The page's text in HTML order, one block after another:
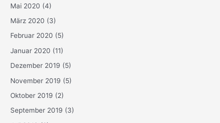
Mai 2020 (4)
März 2020 (3)
Februar 2020 (5)
Januar 2020 (11)
Dezember 2019 (5)
November 2019 (5)
Oktober 2019 (2)
September 2019 (3)